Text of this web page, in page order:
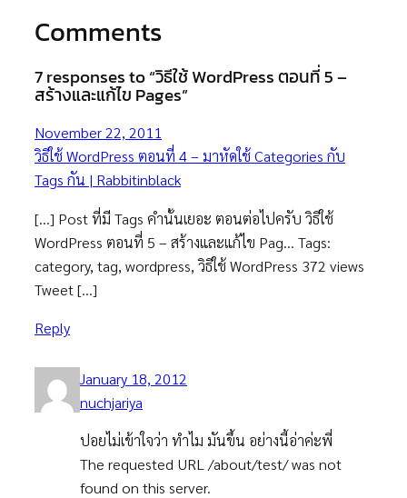
Comments
7 responses to “วิธีใช้ WordPress ตอนที่ 5 –
สร้างและแก้ไข Pages”
November 22, 2011
วิธีใช้ WordPress ตอนที่ 4 – มาหัดใช้ Categories กับ
Tags กัน | Rabbitinblack
[…] Post ที่มี Tags คำนั้นเยอะ ตอนต่อไปครับ วิธีใช้
WordPress ตอนที่ 5 – สร้างและแก้ไข Pag… Tags:
category, tag, wordpress, วิธีใช้ WordPress 372 views
Tweet […]
Reply
January 18, 2012
nuchjariya
ปอยไม่เข้าใจว่า ทำไม มันขึ้น อย่างนี้อ่าค่ะพี่
The requested URL /about/test/ was not
found on this server.